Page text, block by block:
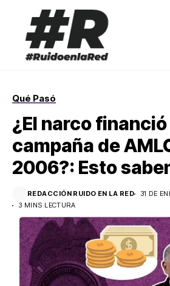
Qué Pasó
¿El narco financió
campaña de
2006?: Esto
REDACCIÓN RUIDO EN LA RED
31 DE
3 MINS LECTURA